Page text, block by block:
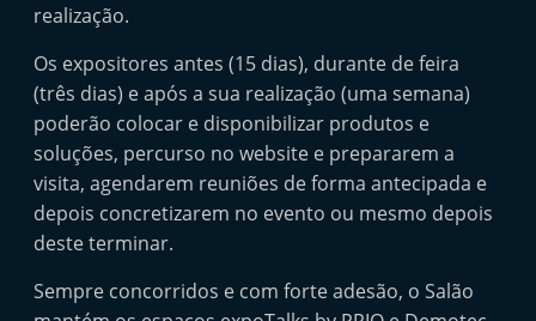
m
ó
v
l
P
realização.
Os expositores antes (15 dias), durante de feira
(três dias) e após a sua realização (uma semana)
poderão colocar e disponibilizar produtos e
soluções, percurso no website e prepararem a
visita, agendarem reuniões de forma antecipada e
depois concretizarem no evento ou mesmo depois
deste terminar.
Sempre concorridos e com forte adesão, o Salão